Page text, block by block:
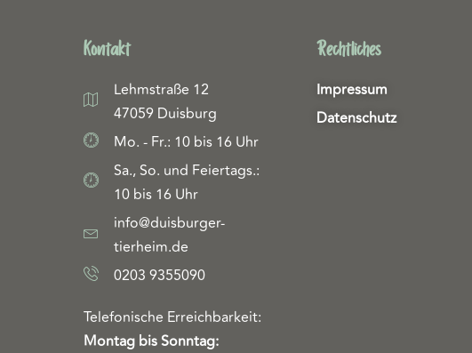
Kontakt
Lehmstraße 12
47059 Duisburg
Mo. - Fr.: 10 bis 16 Uhr
Sa., So. und Feiertags.:
10 bis 16 Uhr
info@duisburger-
tierheim.de
0203 9355090
Telefonische Erreichbarkeit:
Montag bis Sonntag:
Rechtliches
Impressum
Datenschutz